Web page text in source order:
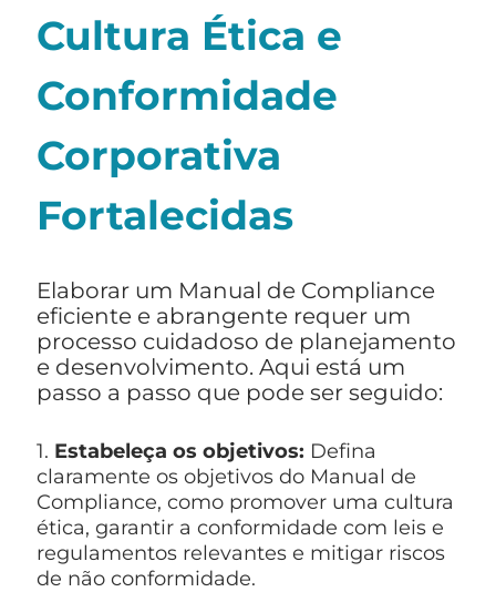
Cultura Ética e
Conformidade
Corporativa
Fortalecidas
Elaborar um Manual de Compliance
eficiente e abrangente requer um
processo cuidadoso de planejamento
e desenvolvimento. Aqui está um
passo a passo que pode ser seguido:
1. Estabeleça os objetivos: Defina
claramente os objetivos do Manual de
Compliance, como promover uma cultura
ética, garantir a conformidade com leis e
regulamentos relevantes e mitigar riscos
de não conformidade.